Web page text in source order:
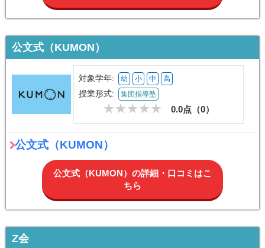
公文式（KUMON）
対象学年: 幼 小 中 高
授業形式: 集団指導塾
0.0点（0）
公文式（KUMON）
公文式（KUMON）の詳細・口コミはこ
ちら
Z会